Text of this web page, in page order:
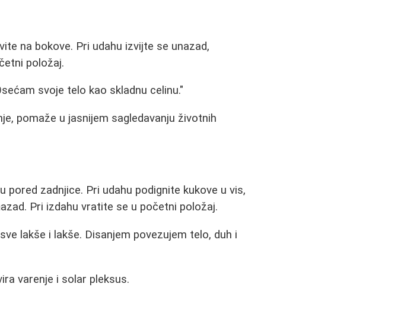
na bokove. Pri udahu izvijte se unazad,
položaj.
svoje telo kao skladnu celinu."
pomaže u jasnijem sagledavanju životnih
pored zadnjice. Pri udahu podignite kukove u vis,
Pri izdahu vratite se u početni položaj.
lakše i lakše. Disanjem povezujem telo, duh i
varenje i solar pleksus.